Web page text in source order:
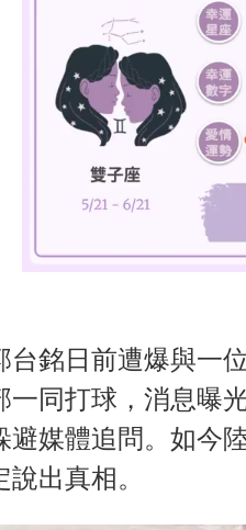
台銘日前遭爆與一
一同打球，消息曝
避媒體追問。如今
出真相。